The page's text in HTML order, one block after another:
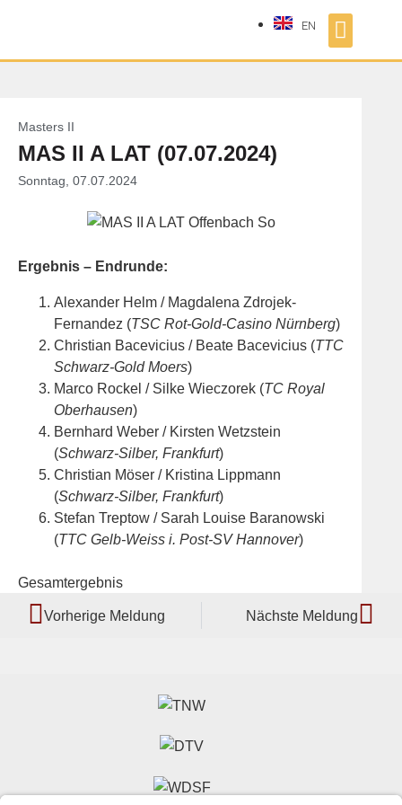
EN
Masters II
MAS II A LAT (07.07.2024)
Sonntag, 07.07.2024
Ergebnis – Endrunde:
Alexander Helm / Magdalena Zdrojek-
Fernandez (TSC Rot-Gold-Casino Nürnberg)
Christian Bacevicius / Beate Bacevicius (TTC
Schwarz-Gold Moers)
Marco Rockel / Silke Wieczorek (TC Royal
Oberhausen)
Bernhard Weber / Kirsten Wetzstein
(Schwarz-Silber, Frankfurt)
Christian Möser / Kristina Lippmann
(Schwarz-Silber, Frankfurt)
Stefan Treptow / Sarah Louise Baranowski
(TTC Gelb-Weiss i. Post-SV Hannover)
Gesamtergebnis
Vorherige Meldung Nächste Meldung